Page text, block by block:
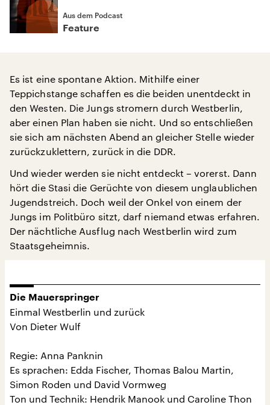
Aus dem Podcast
Feature
Es ist eine spontane Aktion. Mithilfe einer
Teppichstange schaffen es die beiden unentdeckt in
den Westen. Die Jungs stromern durch Westberlin,
aber einen Plan haben sie nicht. Und so entschließen
sie sich am nächsten Abend an gleicher Stelle wieder
zurückzuklettern, zurück in die DDR.
Und wieder werden sie nicht entdeckt – vorerst. Dann
hört die Stasi die Gerüchte von diesem unglaublichen
Jugendstreich. Doch weil der Onkel von einem der
Jungs im Politbüro sitzt, darf niemand etwas erfahren.
Der nächtliche Ausflug nach Westberlin wird zum
Staatsgeheimnis.
Die Mauerspringer
Einmal Westberlin und zurück
Von Dieter Wulf
Regie: Anna Panknin
Es sprachen: Edda Fischer, Thomas Balou Martin,
Simon Roden und David Vormweg
Ton und Technik: Hendrik Manook und Caroline Thon